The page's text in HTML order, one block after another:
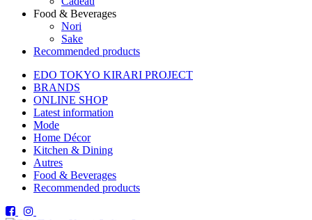
Food & Beverages
Nori
Sake
Recommended products
EDO TOKYO KIRARI PROJECT
BRANDS
ONLINE SHOP
Latest information
Mode
Home Décor
Kitchen & Dining
Autres
Food & Beverages
Recommended products